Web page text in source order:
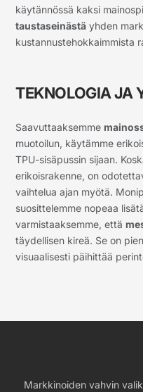
käytännössä kaksi
taustaseinästä yhden
kustannustehokkaimmista
TEKNOLOGIA JA
Saavuttaaksemme
muotoilun, käytämme
TPU-sisäpussin sijaan.
erikoisrakenne, on
vaihtelua ajan myötä.
suosittelemme nopeaa
varmistaaksemme, että
täydellisen kireä. Se on
visuaalisesti päihittää
Markkinoiden vahvin